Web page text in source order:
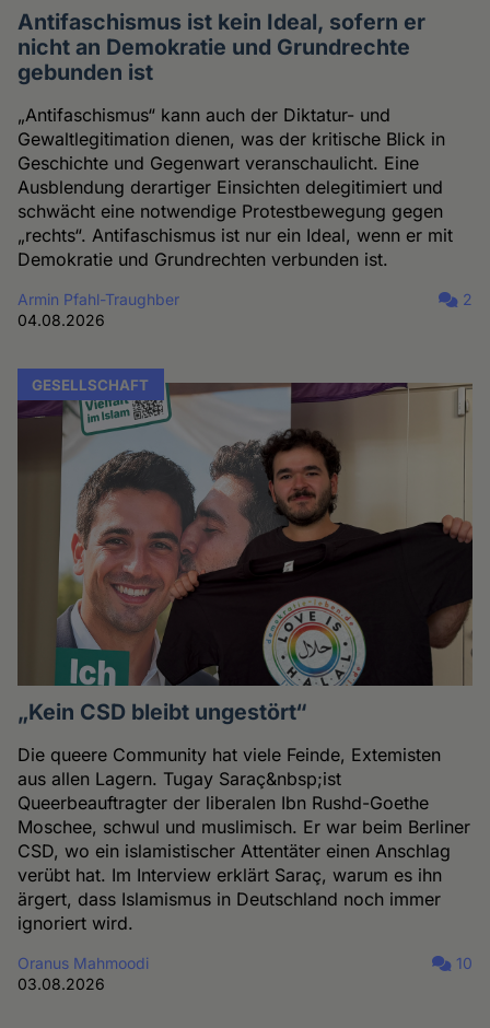
Antifaschismus ist kein Ideal, sofern er
nicht an Demokratie und Grundrechte
gebunden ist
„Antifaschismus“ kann auch der Diktatur- und
Gewaltlegitimation dienen, was der kritische Blick in
Geschichte und Gegenwart veranschaulicht. Eine
Ausblendung derartiger Einsichten delegitimiert und
schwächt eine notwendige Protestbewegung gegen
„rechts“. Antifaschismus ist nur ein Ideal, wenn er mit
Demokratie und Grundrechten verbunden ist.
Armin Pfahl-Traughber
04.08.2026
2
GESELLSCHAFT
„Kein CSD bleibt ungestört“
Die queere Community hat viele Feinde, Extemisten
aus allen Lagern. Tugay Saraç&nbsp;ist
Queerbeauftragter der liberalen Ibn Rushd-Goethe
Moschee, schwul und muslimisch. Er war beim Berliner
CSD, wo ein islamistischer Attentäter einen Anschlag
verübt hat. Im Interview erklärt Saraç, warum es ihn
ärgert, dass Islamismus in Deutschland noch immer
ignoriert wird.
Oranus Mahmoodi
03.08.2026
10